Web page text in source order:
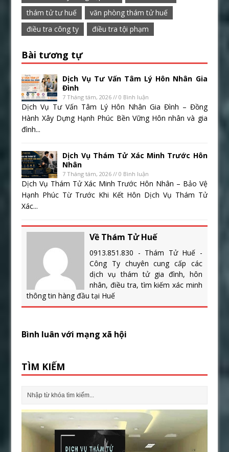
thám tử tư huế
văn phòng thám tử huế
điều tra công ty
điều tra tội phạm
Bài tương tự
Dịch Vụ Tư Vấn Tâm Lý Hôn Nhân Gia
Đình
7 Tháng tám, 2026 // 0 Bình luận
Dịch Vụ Tư Vấn Tâm Lý Hôn Nhân Gia Đình – Đồng
Hành Xây Dựng Hạnh Phúc Bền Vững Hôn nhân và gia
đình...
Dịch Vụ Thám Tử Xác Minh Trước Hôn
Nhân
7 Tháng tám, 2026 // 0 Bình luận
Dịch Vụ Thám Tử Xác Minh Trước Hôn Nhân – Bảo Vệ
Hạnh Phúc Từ Trước Khi Kết Hôn Dịch Vụ Thám Tử
Xác...
Về Thám Tử Huế
0913.851.830 - Thám Tử Huế -
Công Ty chuyên cung cấp các
dịch vụ thám tử gia đình, hôn
nhân, điều tra, tìm kiếm xác minh
thông tin hàng đầu tại Huế
Bình luân với mạng xã hội
TÌM KIẾM